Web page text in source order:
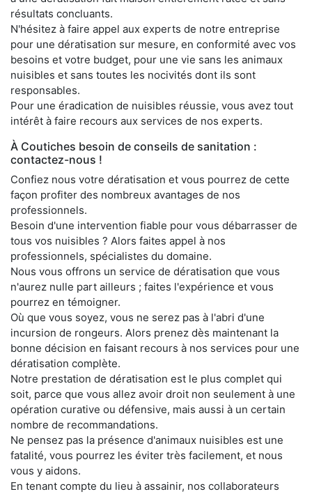
résultats concluants.
N'hésitez à faire appel aux experts de notre entreprise
pour une dératisation sur mesure, en conformité avec vos
besoins et votre budget, pour une vie sans les animaux
nuisibles et sans toutes les nocivités dont ils sont
responsables.
Pour une éradication de nuisibles réussie, vous avez tout
intérêt à faire recours aux services de nos experts.
À Coutiches besoin de conseils de sanitation :
contactez-nous !
Confiez nous votre dératisation et vous pourrez de cette
façon profiter des nombreux avantages de nos
professionnels.
Besoin d'une intervention fiable pour vous débarrasser de
tous vos nuisibles ? Alors faites appel à nos
professionnels, spécialistes du domaine.
Nous vous offrons un service de dératisation que vous
n'aurez nulle part ailleurs ; faites l'expérience et vous
pourrez en témoigner.
Où que vous soyez, vous ne serez pas à l'abri d'une
incursion de rongeurs. Alors prenez dès maintenant la
bonne décision en faisant recours à nos services pour une
dératisation complète.
Notre prestation de dératisation est le plus complet qui
soit, parce que vous allez avoir droit non seulement à une
opération curative ou défensive, mais aussi à un certain
nombre de recommandations.
Ne pensez pas la présence d'animaux nuisibles est une
fatalité, vous pourrez les éviter très facilement, et nous
vous y aidons.
En tenant compte du lieu à assainir, nos collaborateurs